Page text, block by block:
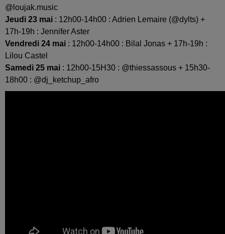
@loujak.music
Jeudi 23 mai : 12h00-14h00 : Adrien Lemaire (@dylts) +
17h-19h : Jennifer Aster
Vendredi 24 mai : 12h00-14h00 : Bilal Jonas + 17h-19h :
Lilou Castel
Samedi 25 mai : 12h00-15H30 : @thiessassous + 15h30-
18h00 : @dj_ketchup_afro